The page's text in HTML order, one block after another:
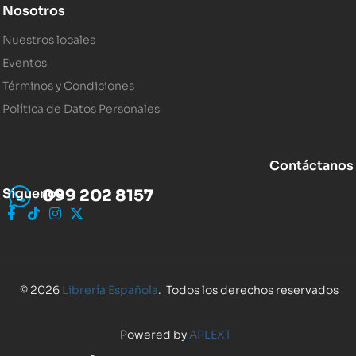
Nosotros
Nuestros locales
Eventos
Términos y Condiciones
Política de Datos Personales
Contáctanos
099 202 8157
Síguenos
© 2026 Librería Española. Todos los derechos reservados
Powered byAPLEXT